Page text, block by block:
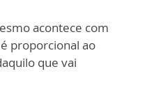
acontece com
proporcional ao
que vai